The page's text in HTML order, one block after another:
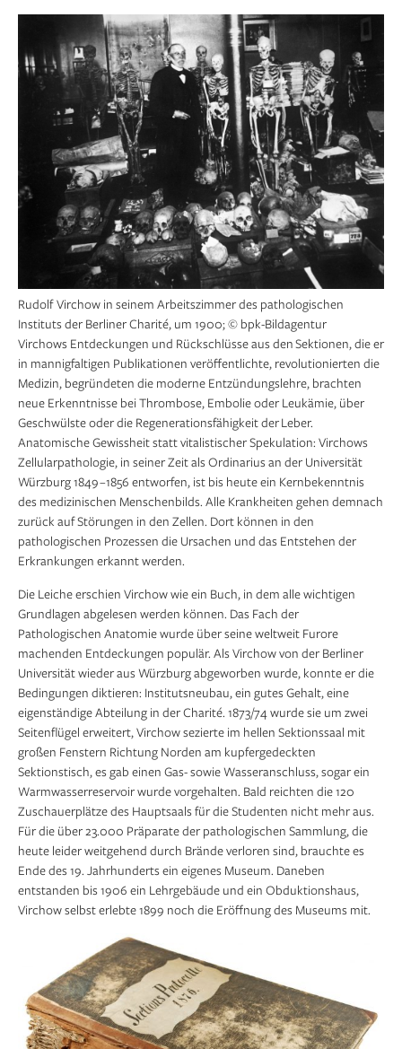
Rudolf Virchow in seinem Arbeitszimmer des pathologischen
Instituts der Berliner Charité, um 1900; © bpk-Bildagentur
Virchows Entdeckungen und Rückschlüsse aus den Sektionen, die er
in mannigfaltigen Publikationen veröffentlichte, revolutionierten die
Medizin, begrün­deten die moderne Entzündungslehre, brachten
neue Erkenntnisse bei Thrombose, Embolie oder Leukämie, über
Geschwülste oder die Regenerationsfähigkeit der Leber.
Anatomische Gewissheit statt vitalistischer Spekulation: Virchows
Zellularpathologie, in seiner Zeit als Ordinarius an der Universität
Würzburg 1849 –1856 entworfen, ist bis heute ein Kernbekenntnis
des medizinischen Menschenbilds. Alle Krankheiten gehen demnach
zurück auf Störungen in den Zellen. Dort können in den
pathologischen Prozessen die Ursachen und das Entstehen der
Erkrankungen erkannt werden.
Die Leiche erschien Virchow wie ein Buch, in dem alle wichtigen
Grundlagen abgelesen werden können. Das Fach der
Pathologischen Anatomie wurde über seine weltweit Furore
machenden Entdeckungen populär. Als Virchow von der Berliner
Universität wieder aus Würzburg abgeworben wurde, konnte er die
Bedingungen diktieren: Institutsneubau, ein gutes Gehalt, eine
eigenständige Abteilung in der Charité. 1873/74 wurde sie um zwei
Seitenflügel erweitert, Virchow sezierte im hellen Sektionssaal mit
großen Fenstern Richtung Norden am kupfergedeckten
Sektionstisch, es gab einen Gas- sowie Wasseranschluss, sogar ein
Warmwasser­reservoir wurde vorgehalten. Bald reichten die 120
Zuschauerplätze des Hauptsaals für die Studenten nicht mehr aus.
Für die über 23.000 Präparate der patholo­gischen Sammlung, die
heute leider weitgehend durch Brände verloren sind, brauchte es
Ende des 19. Jahrhunderts ein eigenes Museum. Daneben
entstanden bis 1906 ein Lehrgebäude und ein Obduktionshaus,
Virchow selbst erlebte 1899 noch die Eröffnung des Museums mit.